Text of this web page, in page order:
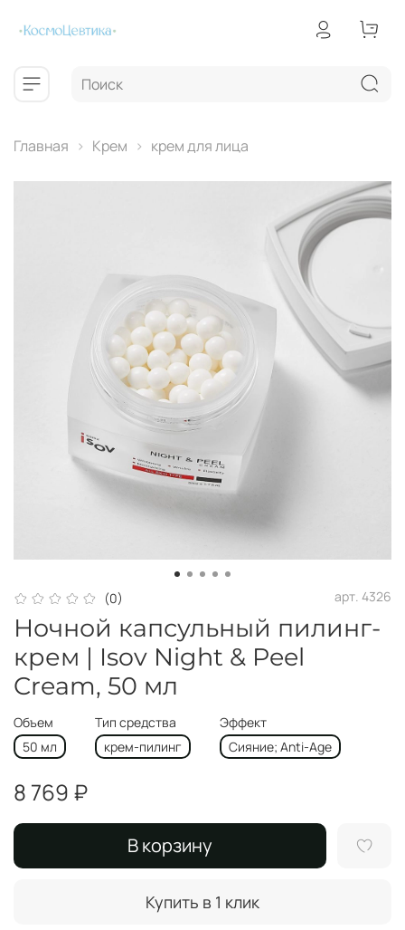
Главная Крем крем для лица
(0) арт. 4326
Ночной капсульный пилинг-
крем | Isov Night & Peel
Cream, 50 мл
Объем
50 мл
Тип средства
крем-пилинг
Эффект
Сияние; Anti-Age
8 769 ₽
В корзину
Купить в 1 клик